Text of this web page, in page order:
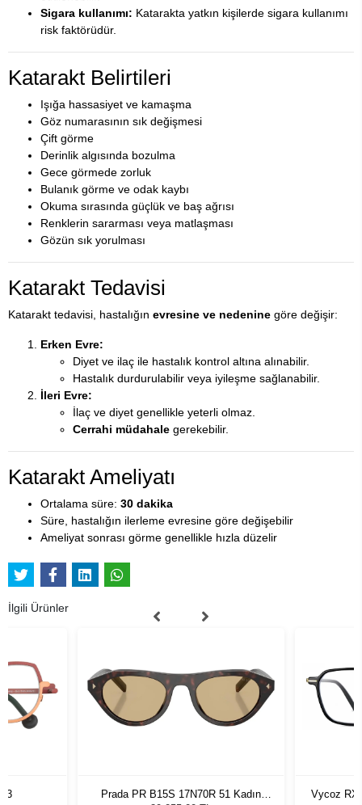
Sigara kullanımı: Katarakta yatkın kişilerde sigara kullanımı
risk faktörüdür.
Katarakt Belirtileri
Işığa hassasiyet ve kamaşma
Göz numarasının sık değişmesi
Çift görme
Derinlik algısında bozulma
Gece görmede zorluk
Bulanık görme ve odak kaybı
Okuma sırasında güçlük ve baş ağrısı
Renklerin sararması veya matlaşması
Gözün sık yorulması
Katarakt Tedavisi
Katarakt tedavisi, hastalığın evresine ve nedenine göre değişir:
Erken Evre:
Diyet ve ilaç ile hastalık kontrol altına alınabilir.
Hastalık durdurulabilir veya iyileşme sağlanabilir.
İleri Evre:
İlaç ve diyet genellikle yeterli olmaz.
Cerrahi müdahale gerekebilir.
Katarakt Ameliyatı
Ortalama süre: 30 dakika
Süre, hastalığın ilerleme evresine göre değişebilir
Ameliyat sonrası görme genellikle hızla düzelir
İlgili Ürünler
Prada PR B15S 17N70R 51 Kadın
Vycoz RX